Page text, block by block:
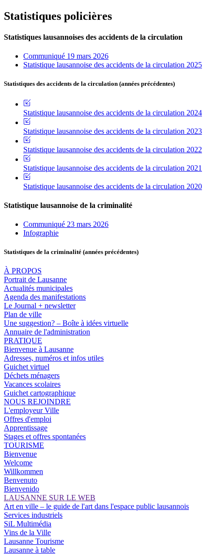
Statistiques policières
Statistiques lausannoises des accidents de la circulation
Communiqué 19 mars 2026
Statistique lausannoise des accidents de la circulation 2025
Statistiques des accidents de la circulation (années précédentes)
Statistique lausannoise des accidents de la circulation 2024
Statistique lausannoise des accidents de la circulation 2023
Statistique lausannoise des accidents de la circulation 2022
Statistique lausannoise des accidents de la circulation 2021
Statistique lausannoise des accidents de la circulation 2020
Statistique lausannoise de la criminalité
Communiqué 23 mars 2026
Infographie
Statistiques de la criminalité (années précédentes)
À PROPOS
Portrait de Lausanne
Actualités municipales
Agenda des manifestations
Le Journal + newsletter
Plan de ville
Une suggestion? – Boîte à idées virtuelle
Annuaire de l'administration
PRATIQUE
Bienvenue à Lausanne
Adresses, numéros et infos utiles
Guichet virtuel
Déchets ménagers
Vacances scolaires
Guichet cartographique
NOUS REJOINDRE
L'employeur Ville
Offres d'emploi
Apprentissage
Stages et offres spontanées
TOURISME
Bienvenue
Welcome
Willkommen
Benvenuto
Bienvenido
LAUSANNE SUR LE WEB
Art en ville – le guide de l'art dans l'espace public lausannois
Services industriels
SiL Multimédia
Vins de la Ville
Lausanne Tourisme
Lausanne à table